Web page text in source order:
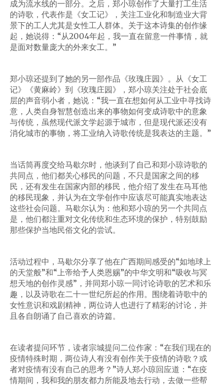
成为流水线的一部分。之后，郑小琼创作了大量打工生活
的诗歌，代表作是《女工记》，关注工业化和制造业大背
景下的工人尤其是女性工人群体。关于这本诗集的创作缘
起，她说得：“从2004年起，我一直在留意一件事情，就
是面对数量庞大的外来女工。”
郑小琼还提到了她的另一部作品《玫瑰庄园》。从《女工
记》《黄麻岭》到《玫瑰庄园》，郑小琼关注处于社会底
层的声音弱小者，她说：“我一直在想如何从工业中寻找诗
意，人类自身智慧创造出来的事物如何变成诗歌中的意象
与传统，虽然现代派文学起源于城市，但是现代派还没有
消化城市的事物，将工业纳入诗歌传统是我表达的主题。”
当话筒再度交给马歇尔时，他谈到了自己和郑小琼诗歌的
共同点，他们都关心移民的问题，不只是国家之间的移
民，还有发生在国家内部的移民，他介绍了发生在马耳他
的移民现象，并认为在文学创作中应该尽可能真实地表达
这些社会问题。马歇尔认为：他和郑小琼的另一个共同点
是，他们都注重对文化传统和生态环境的保护，特别鼓励
那些保护当地民俗文化的尝试。
活动过程中，马歇尔分享了他在广西期间感受的“如地球上
的天堂般”和“上帝给予人类恩赐”的中华文明和“吸收与冥
想天地的创作灵感”，并同郑小琼一同讨论诗歌的艺术和乐
趣，以及诗歌在二十一世纪所起的作用。围绕着诗歌中的
女性意识和戏剧精神，两位诗人也进行了精彩的讨论，并
且各自朗诵了自己喜欢的诗篇。
在读者提问环节，读者宗城提问二位作家：“在我们现在的
疫情特殊时期，两位诗人有没有创作关于疫情的诗歌？或
者对疫情有没有自己的思考？”诗人郑小琼回应道：“在疫
情期间，我和我的朋友都力所能及地去行动，去做一些帮